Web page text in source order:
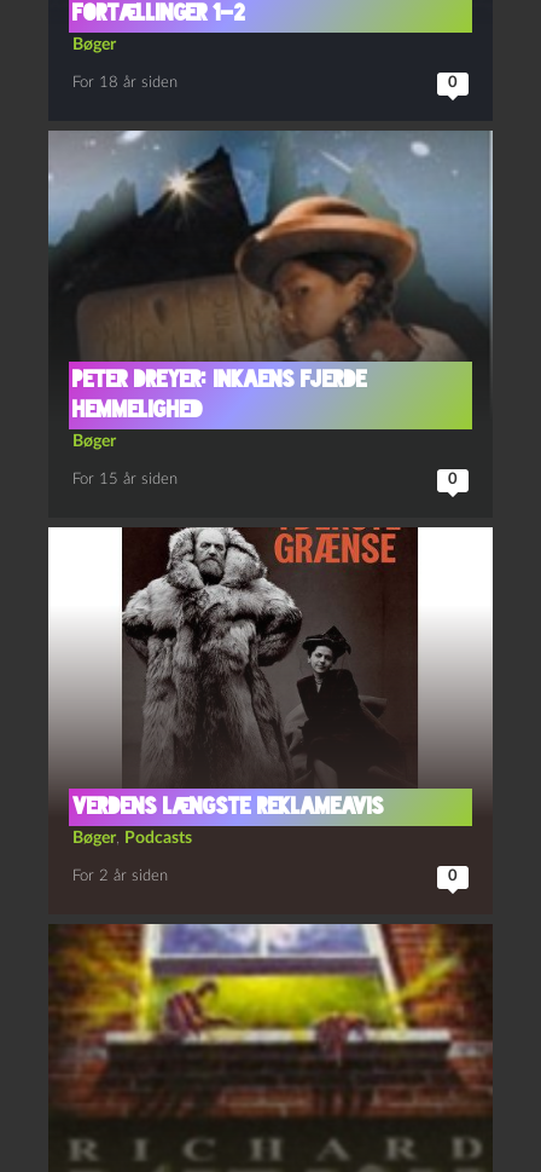
fortællinger 1-2
Bøger
For 18 år siden 0
Peter Dreyer: Inkaens fjerde
hemmelighed
Bøger
For 15 år siden 0
verdens længste reklameavis
Bøger, Podcasts
For 2 år siden 0